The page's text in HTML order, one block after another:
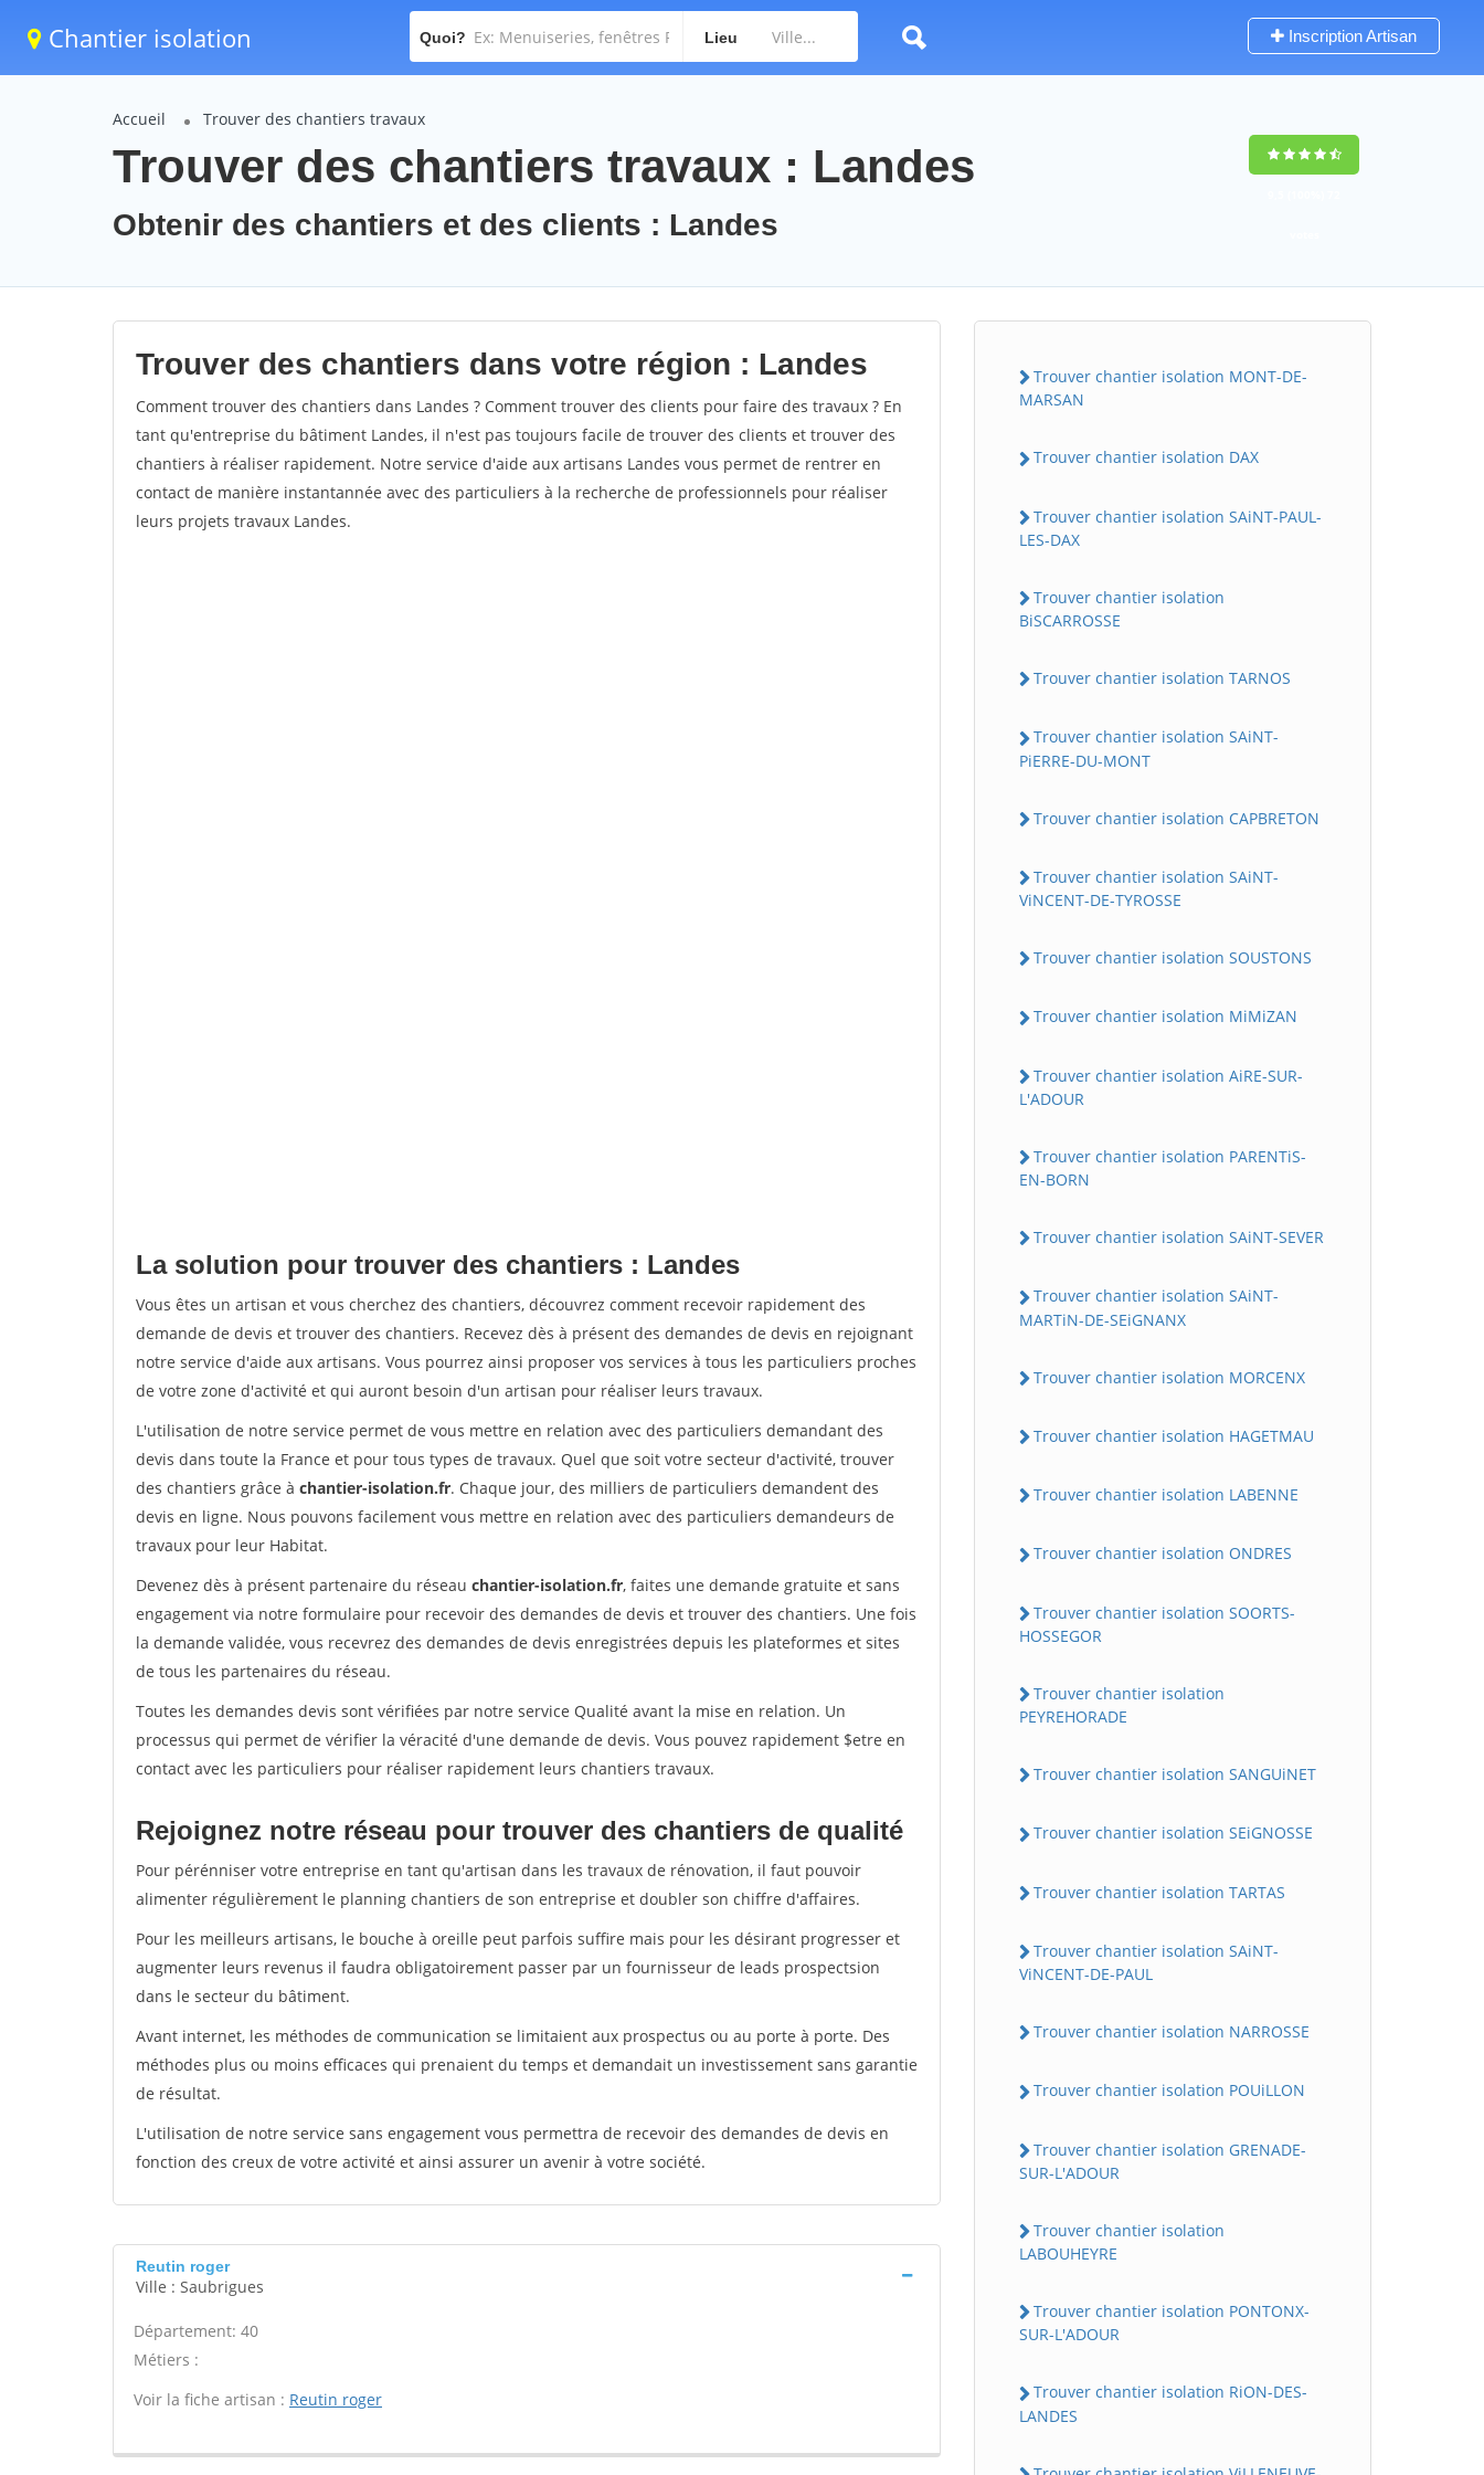
Chantier isolation Quoi? Lieu Inscription Artisan
Accueil Trouver des chantiers travaux
Trouver des chantiers travaux : Landes
Obtenir des chantiers et des clients : Landes
Trouver des chantiers dans votre région : Landes
Comment trouver des chantiers dans Landes ? Comment trouver des clients pour faire des travaux ? En
tant qu'entreprise du bâtiment Landes, il n'est pas toujours facile de trouver des clients et trouver des
chantiers à réaliser rapidement. Notre service d'aide aux artisans Landes vous permet de rentrer en
contact de manière instantannée avec des particuliers à la recherche de professionnels pour réaliser
leurs projets travaux Landes.
La solution pour trouver des chantiers : Landes
Vous êtes un artisan et vous cherchez des chantiers, découvrez comment recevoir rapidement des
demande de devis et trouver des chantiers. Recevez dès à présent des demandes de devis en rejoignant
notre service d'aide aux artisans. Vous pourrez ainsi proposer vos services à tous les particuliers proches
de votre zone d'activité et qui auront besoin d'un artisan pour réaliser leurs travaux.
L'utilisation de notre service permet de vous mettre en relation avec des particuliers demandant des
devis dans toute la France et pour tous types de travaux. Quel que soit votre secteur d'activité, trouver
des chantiers grâce à chantier-isolation.fr. Chaque jour, des milliers de particuliers demandent des
devis en ligne. Nous pouvons facilement vous mettre en relation avec des particuliers demandeurs de
travaux pour leur Habitat.
Devenez dès à présent partenaire du réseau chantier-isolation.fr, faites une demande gratuite et sans
engagement via notre formulaire pour recevoir des demandes de devis et trouver des chantiers. Une fois
la demande validée, vous recevrez des demandes de devis enregistrées depuis les plateformes et sites
de tous les partenaires du réseau.
Toutes les demandes devis sont vérifiées par notre service Qualité avant la mise en relation. Un
processus qui permet de vérifier la véracité d'une demande de devis. Vous pouvez rapidement $etre en
contact avec les particuliers pour réaliser rapidement leurs chantiers travaux.
Rejoignez notre réseau pour trouver des chantiers de qualité
Pour pérénniser votre entreprise en tant qu'artisan dans les travaux de rénovation, il faut pouvoir
alimenter régulièrement le planning chantiers de son entreprise et doubler son chiffre d'affaires.
Pour les meilleurs artisans, le bouche à oreille peut parfois suffire mais pour les désirant progresser et
augmenter leurs revenus il faudra obligatoirement passer par un fournisseur de leads prospectsion
dans le secteur du bâtiment.
Avant internet, les méthodes de communication se limitaient aux prospectus ou au porte à porte. Des
méthodes plus ou moins efficaces qui prenaient du temps et demandait un investissement sans garantie
de résultat.
L'utilisation de notre service sans engagement vous permettra de recevoir des demandes de devis en
fonction des creux de votre activité et ainsi assurer un avenir à votre société.
Reutin roger
Ville : Saubrigues
Département: 40
Métiers :
Voir la fiche artisan : Reutin roger
Trouver chantier isolation MONT-DE-
MARSAN
Trouver chantier isolation DAX
Trouver chantier isolation SAiNT-PAUL-
LES-DAX
Trouver chantier isolation
BiSCARROSSE
Trouver chantier isolation TARNOS
Trouver chantier isolation SAiNT-
PiERRE-DU-MONT
Trouver chantier isolation CAPBRETON
Trouver chantier isolation SAiNT-
ViNCENT-DE-TYROSSE
Trouver chantier isolation SOUSTONS
Trouver chantier isolation MiMiZAN
Trouver chantier isolation AiRE-SUR-
L'ADOUR
Trouver chantier isolation PARENTiS-
EN-BORN
Trouver chantier isolation SAiNT-SEVER
Trouver chantier isolation SAiNT-
MARTiN-DE-SEiGNANX
Trouver chantier isolation MORCENX
Trouver chantier isolation HAGETMAU
Trouver chantier isolation LABENNE
Trouver chantier isolation ONDRES
Trouver chantier isolation SOORTS-
HOSSEGOR
Trouver chantier isolation
PEYREHORADE
Trouver chantier isolation SANGUiNET
Trouver chantier isolation SEiGNOSSE
Trouver chantier isolation TARTAS
Trouver chantier isolation SAiNT-
ViNCENT-DE-PAUL
Trouver chantier isolation NARROSSE
Trouver chantier isolation POUiLLON
Trouver chantier isolation GRENADE-
SUR-L'ADOUR
Trouver chantier isolation
LABOUHEYRE
Trouver chantier isolation PONTONX-
SUR-L'ADOUR
Trouver chantier isolation RiON-DES-
LANDES